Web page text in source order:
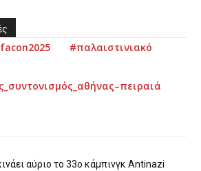
#παλαιστινιακό
αύριο το 33ο κάμπινγκ Antinazi